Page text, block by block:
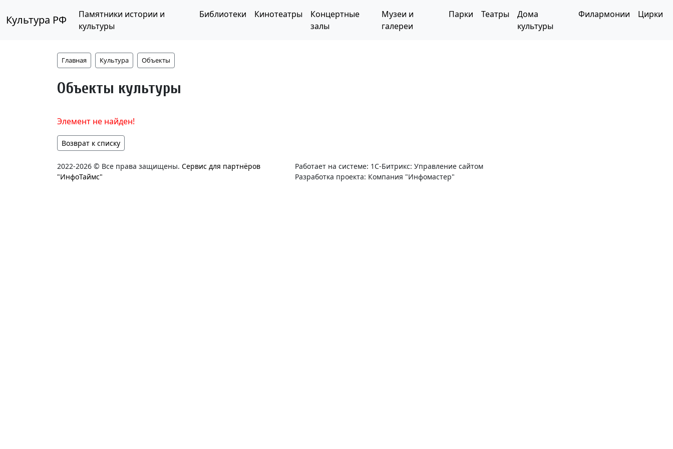
Культура РФ
Памятники истории и
культуры
Библиотеки Кинотеатры
Концертные
залы
Музеи и
галереи
Парки Театры
Дома
культуры
Филармонии Цирки
Главная Культура Объекты
Объекты культуры
Элемент не найден!
Возврат к списку
2022-2026 © Все права защищены. Сервис для партнёров
"ИнфоТаймс"
Работает на системе: 1С-Битрикс: Управление сайтом
Разработка проекта: Компания "Инфомастер"